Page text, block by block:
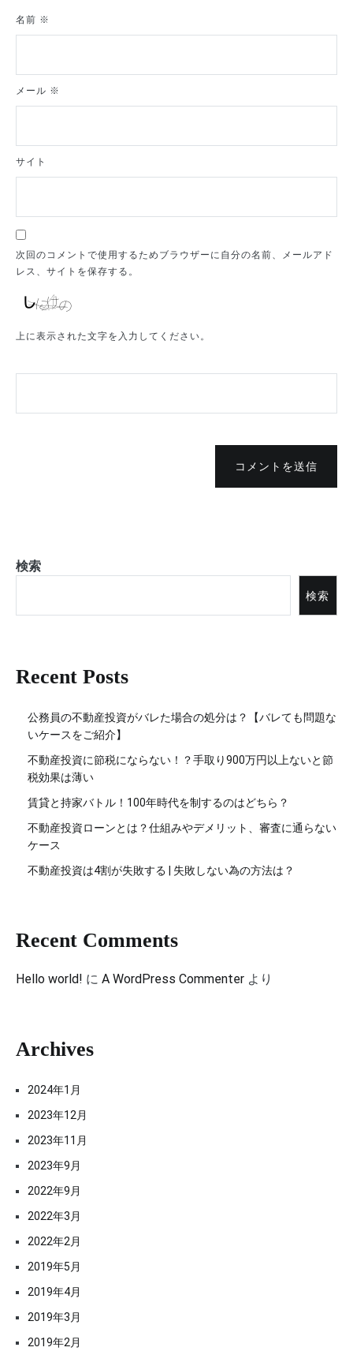
名前 ※
メール ※
サイト
次回のコメントで使用するためブラウザーに自分の名前、メールアド
レス、サイトを保存する。
上に表示された文字を入力してください。
コメントを送信
検索
検索
Recent Posts
公務員の不動産投資がバレた場合の処分は？【バレても問題な
いケースをご紹介】
不動産投資に節税にならない！？手取り900万円以上ないと節
税効果は薄い
賃貸と持家バトル！100年時代を制するのはどちら？
不動産投資ローンとは？仕組みやデメリット、審査に通らない
ケース
不動産投資は4割が失敗する | 失敗しない為の方法は？
Recent Comments
Hello world! に A WordPress Commenter より
Archives
2024年1月
2023年12月
2023年11月
2023年9月
2022年9月
2022年3月
2022年2月
2019年5月
2019年4月
2019年3月
2019年2月